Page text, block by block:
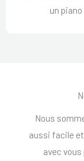
un
Nous
aussi facile
avec